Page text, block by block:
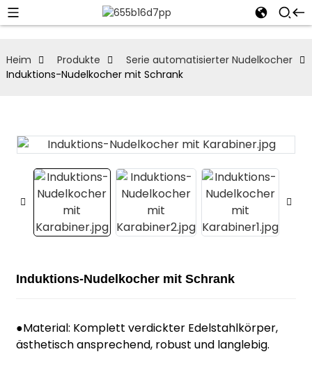
Heim Produkte
Serie automatisierter Nudelkocher
Induktions-Nudelkocher mit Schrank
Induktions-Nudelkocher mit Schrank
●Material: Komplett verdickter Edelstahlkörper,
ästhetisch ansprechend, robust und langlebig.